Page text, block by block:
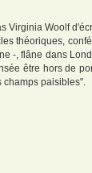
Virginia Woolf
théoriques,
-, flâne dans
être hors de
champs paisibles".